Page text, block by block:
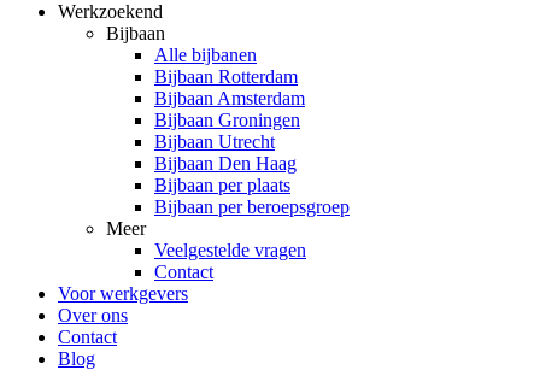
Werkzoekend
Bijbaan
Alle bijbanen
Bijbaan Rotterdam
Bijbaan Amsterdam
Bijbaan Groningen
Bijbaan Utrecht
Bijbaan Den Haag
Bijbaan per plaats
Bijbaan per beroepsgroep
Meer
Veelgestelde vragen
Contact
Voor werkgevers
Over ons
Contact
Blog